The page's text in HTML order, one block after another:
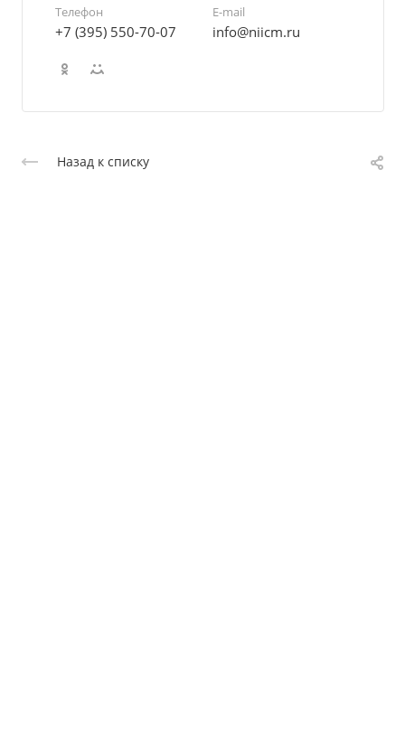
Телефон
+7 (395) 550-70-07
E-mail
info@niicm.ru
Назад к списку